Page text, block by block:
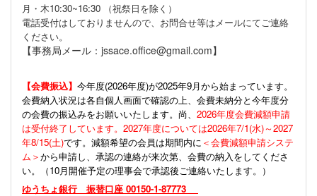
月・木10:30~16:30 （祝祭日を除く）
電話受付はしておりませんので、お問合せ等はメールにてご連絡
ください。
【事務局メール：jssace.office@gmail.com】
【会費振込】 今年度(2026年度)が2025年9月から始まっています。
会費納入状況は各自個人画面で確認の上、会費未納分と今年度分
の会費の振込みをお願いいたします。尚、 2026年度会費減額申請
は受付終了しています。2027年度については2026年7/1(水)～2027
年8/15(土)です。減額希望の会員は期間内に ＜会費減額申請システ
ム＞から申請し、承認の連絡が来次第、会費の納入をしてくださ
い。（10月開催予定の理事会で承認後ご連絡いたします。）
ゆうちょ銀行 振替口座 00150-1-87773